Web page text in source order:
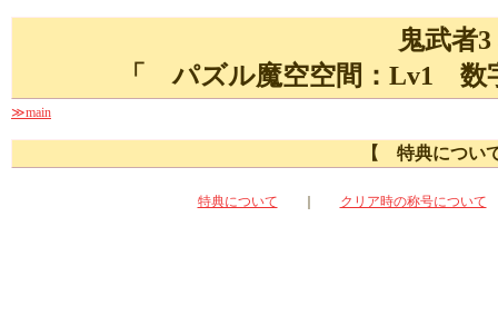
鬼武者
「 パズル魔空空間：Lv1
≫main
【 特典につ
特典について クリア時の称号について